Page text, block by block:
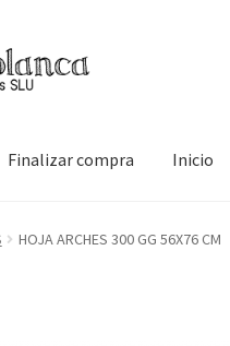
Finalizar compra Inicio
compra Inicio Mi cuentaTienda
HOJA ARCHES 300 GG 56X76 CM